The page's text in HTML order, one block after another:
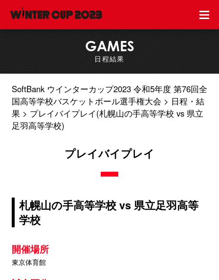
GAMES
日程結果
SoftBank ウインターカップ2023 令和5年度 第76回全
国高等学校バスケットボール選手権大会
日程・結
果
プレイバイプレイ(札幌山の手高等学校 vs 県立
足羽高等学校)
プレイバイプレイ
札幌山の手高等学校 vs 県立足羽高等
学校
開催場所
東京体育館